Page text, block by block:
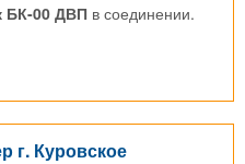
БК-00 ДВП в соединении.
г. Куровское